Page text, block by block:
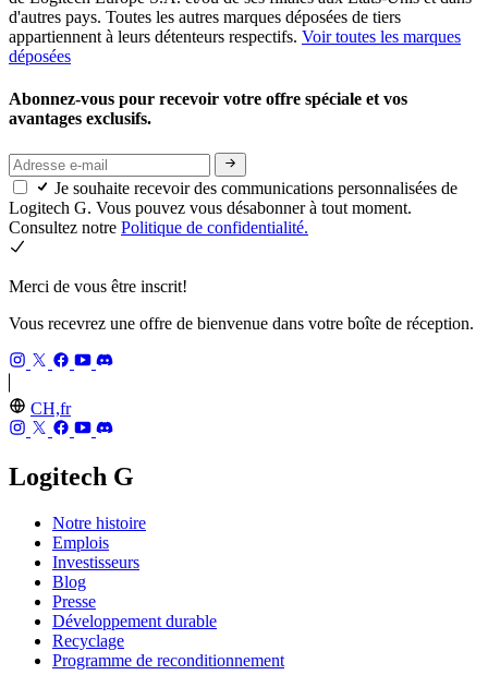
d'autres pays. Toutes les autres marques déposées de tiers
appartiennent à leurs détenteurs respectifs. Voir toutes les marques
déposées
Abonnez-vous pour recevoir votre offre spéciale et vos
avantages exclusifs.
Je souhaite recevoir des communications personnalisées de
Logitech G. Vous pouvez vous désabonner à tout moment.
Consultez notre Politique de confidentialité.
Merci de vous être inscrit!
Vous recevrez une offre de bienvenue dans votre boîte de réception.
CH,fr
Logitech G
Notre histoire
Emplois
Investisseurs
Blog
Presse
Développement durable
Recyclage
Programme de reconditionnement